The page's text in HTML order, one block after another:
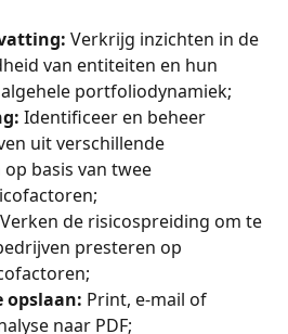
Verkrijg inzichten in de
van entiteiten en hun
portfoliodynamiek;
Identificeer en beheer
uit verschillende
basis van twee
Verken de risicospreiding om te
presteren op
opslaan: Print, e-mail of
naar PDF;